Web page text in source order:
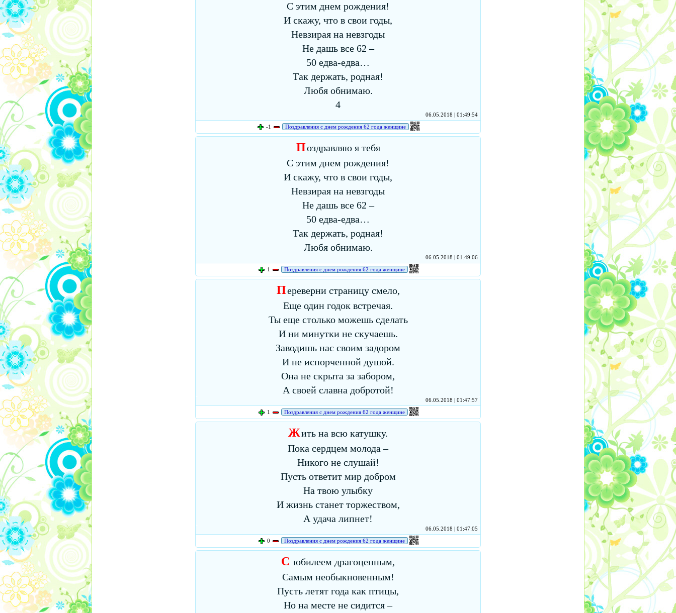
С этим днем рождения!
И скажу, что в свои годы,
Невзирая на невзгоды
Не дашь все 62 –
50 едва-едва…
Так держать, родная!
Любя обнимаю.
4
06.05.2018 | 01:49:54
-1
Поздравления с днем рождения 62 года женщине
Поздравляю я тебя
С этим днем рождения!
И скажу, что в свои годы,
Невзирая на невзгоды
Не дашь все 62 –
50 едва-едва…
Так держать, родная!
Любя обнимаю.
06.05.2018 | 01:49:06
1
Поздравления с днем рождения 62 года женщине
Переверни страницу смело,
Еще один годок встречая.
Ты еще столько можешь сделать
И ни минутки не скучаешь.
Заводишь нас своим задором
И не испорченной душой.
Она не скрыта за забором,
А своей славна добротой!
06.05.2018 | 01:47:57
1
Поздравления с днем рождения 62 года женщине
Жить на всю катушку.
Пока сердцем молода –
Никого не слушай!
Пусть ответит мир добром
На твою улыбку
И жизнь станет торжеством,
А удача липнет!
06.05.2018 | 01:47:05
0
Поздравления с днем рождения 62 года женщине
С юбилеем драгоценным,
Самым необыкновенным!
Пусть летят года как птицы,
Но на месте не сидится –